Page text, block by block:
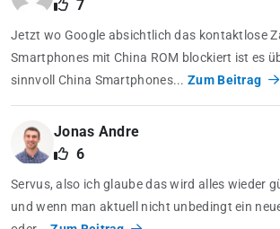
7
Jetzt wo Google absichtlich das kontaktlose
Smartphones mit China ROM blockiert ist es
sinnvoll China Smartphones...Zum Beitrag
Jonas Andre
6
Servus, also ich glaube das wird alles wieder
und wenn man aktuell nicht unbedingt ein